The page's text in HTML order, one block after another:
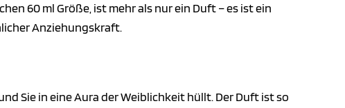
60 ml Größe, ist mehr als nur ein Duft – es ist ein
Anziehungskraft.
Sie in eine Aura der Weiblichkeit hüllt. Der Duft ist so